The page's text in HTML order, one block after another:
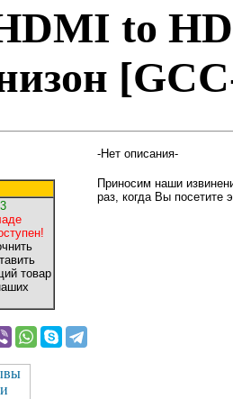
to
товар
-Нет описания-
Приносим наши
раз, когда Вы посетите